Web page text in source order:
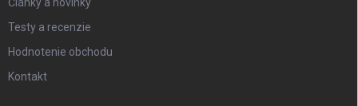
Články a novinky
Testy a recenzie
Hodnotenie obchodu
Kontakt